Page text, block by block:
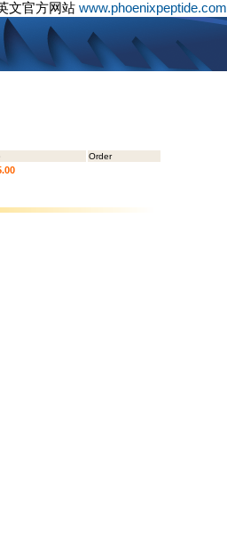
文官方网站 www.phoenixpeptide.com
Order